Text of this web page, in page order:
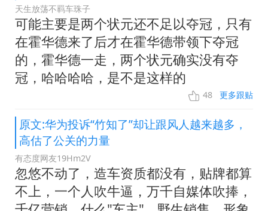
天生放荡不羁车珠子
可能主要是两个状元还不足以夺冠，只有
在霍华德来了后才在霍华德带领下夺冠
的，霍华德一走，两个状元确实没有夺
冠，哈哈哈哈，是不是这样的
48 更多跟贴
原文:华为投诉“竹知了”却让跟风人越来越多，
高估了公关的力量
有态度网友19Hm2V
忽悠不动了，造车资质都没有，贴牌都算
不上，一个人吹牛逼，万千自媒体吹捧，